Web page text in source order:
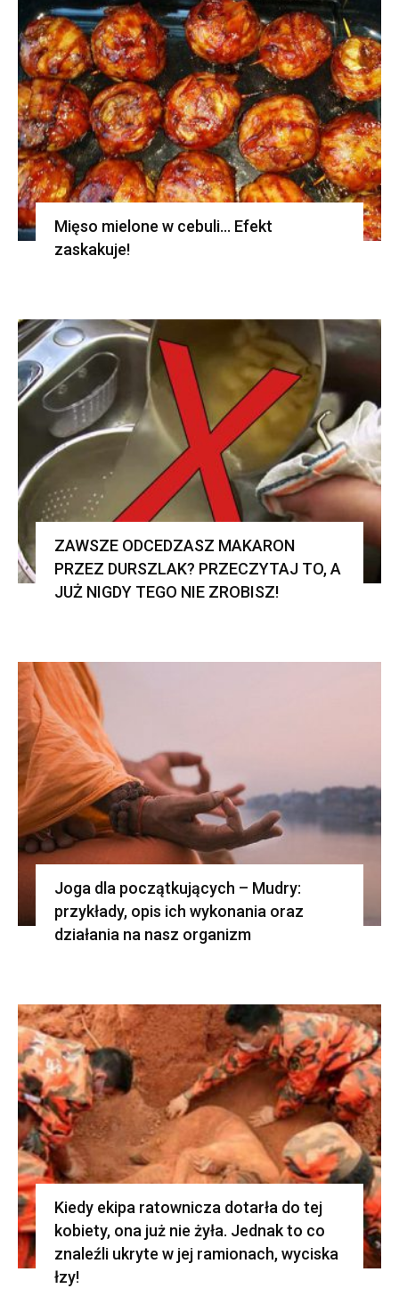
Mięso mielone w cebuli… Efekt
zaskakuje!
ZAWSZE ODCEDZASZ MAKARON
PRZEZ DURSZLAK? PRZECZYTAJ TO, A
JUŻ NIGDY TEGO NIE ZROBISZ!
Joga dla początkujących – Mudry:
przykłady, opis ich wykonania oraz
działania na nasz organizm
Kiedy ekipa ratownicza dotarła do tej
kobiety, ona już nie żyła. Jednak to co
znaleźli ukryte w jej ramionach, wyciska
łzy!